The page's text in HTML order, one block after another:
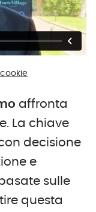
affronta
La chiave
decisione
e
sulle
questa